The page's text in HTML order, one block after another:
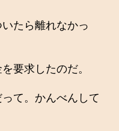
たら離れなかっ
要求したのだ。
て。かんべんして